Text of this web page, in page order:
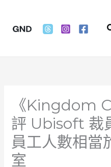
content
《Kingdom
評 Ubisoft 裁
員工人數相當
室